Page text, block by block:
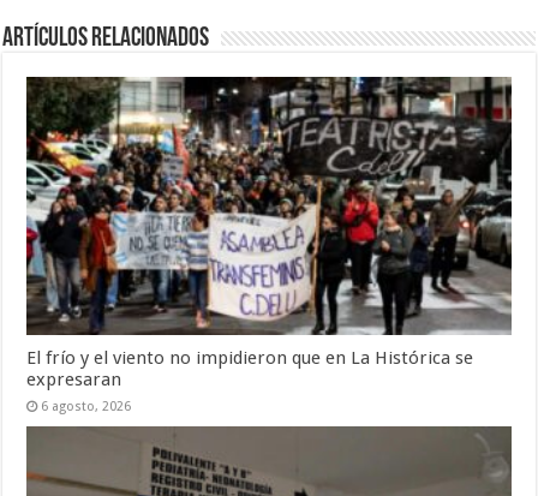
Artículos Relacionados
El frío y el viento no impidieron que en La Histórica se
expresaran
6 agosto, 2026